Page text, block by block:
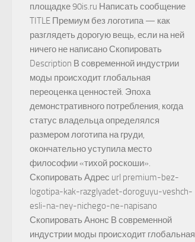
площадке 90is.ru Написать сообщение
TITLE Премиум без логотипа — как
разглядеть дорогую вещь, если на ней
ничего не написано Скопировать
Description В современной индустрии
моды происходит глобальная
переоценка ценностей. Эпоха
демонстративного потребления, когда
статус владельца определялся
размером логотипа на груди,
окончательно уступила место
философии «тихой роскоши».
Скопировать Адрес url premium-bez-
logotipa-kak-razglyadet-doroguyu-veshch-
esli-na-ney-nichego-ne-napisano
Скопировать Анонс В современной
индустрии моды происходит глобальная